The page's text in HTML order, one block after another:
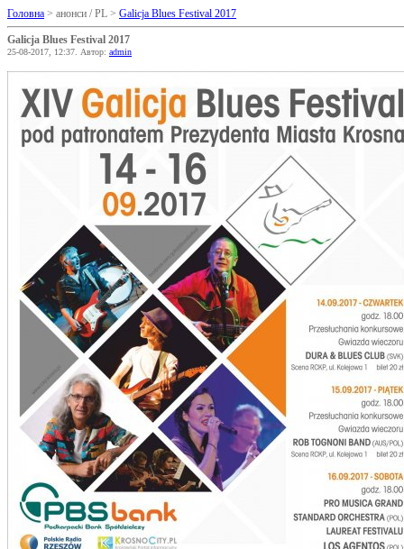
Головна > анонси / PL > Galicja Blues Festival 2017
Galicja Blues Festival 2017
25-08-2017, 12:37. Автор: admin